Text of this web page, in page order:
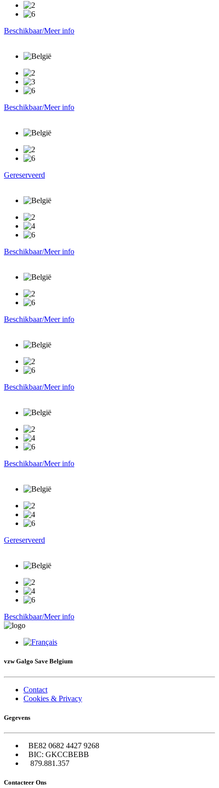
Beschikbaar/Meer info
Beschikbaar/Meer info
Gereserveerd
Beschikbaar/Meer info
Beschikbaar/Meer info
Beschikbaar/Meer info
Beschikbaar/Meer info
Gereserveerd
Beschikbaar/Meer info
vzw Galgo Save Belgium
Contact
Cookies & Privacy
Gegevens
BE82 0682 4427 9268
BIC: GKCCBEBB
879.881.357
Contacteer Ons